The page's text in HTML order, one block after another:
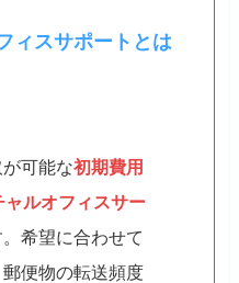
ィスサポートとは
可能な初期費用
ルオフィスサー
希望に合わせて
便物の転送頻度